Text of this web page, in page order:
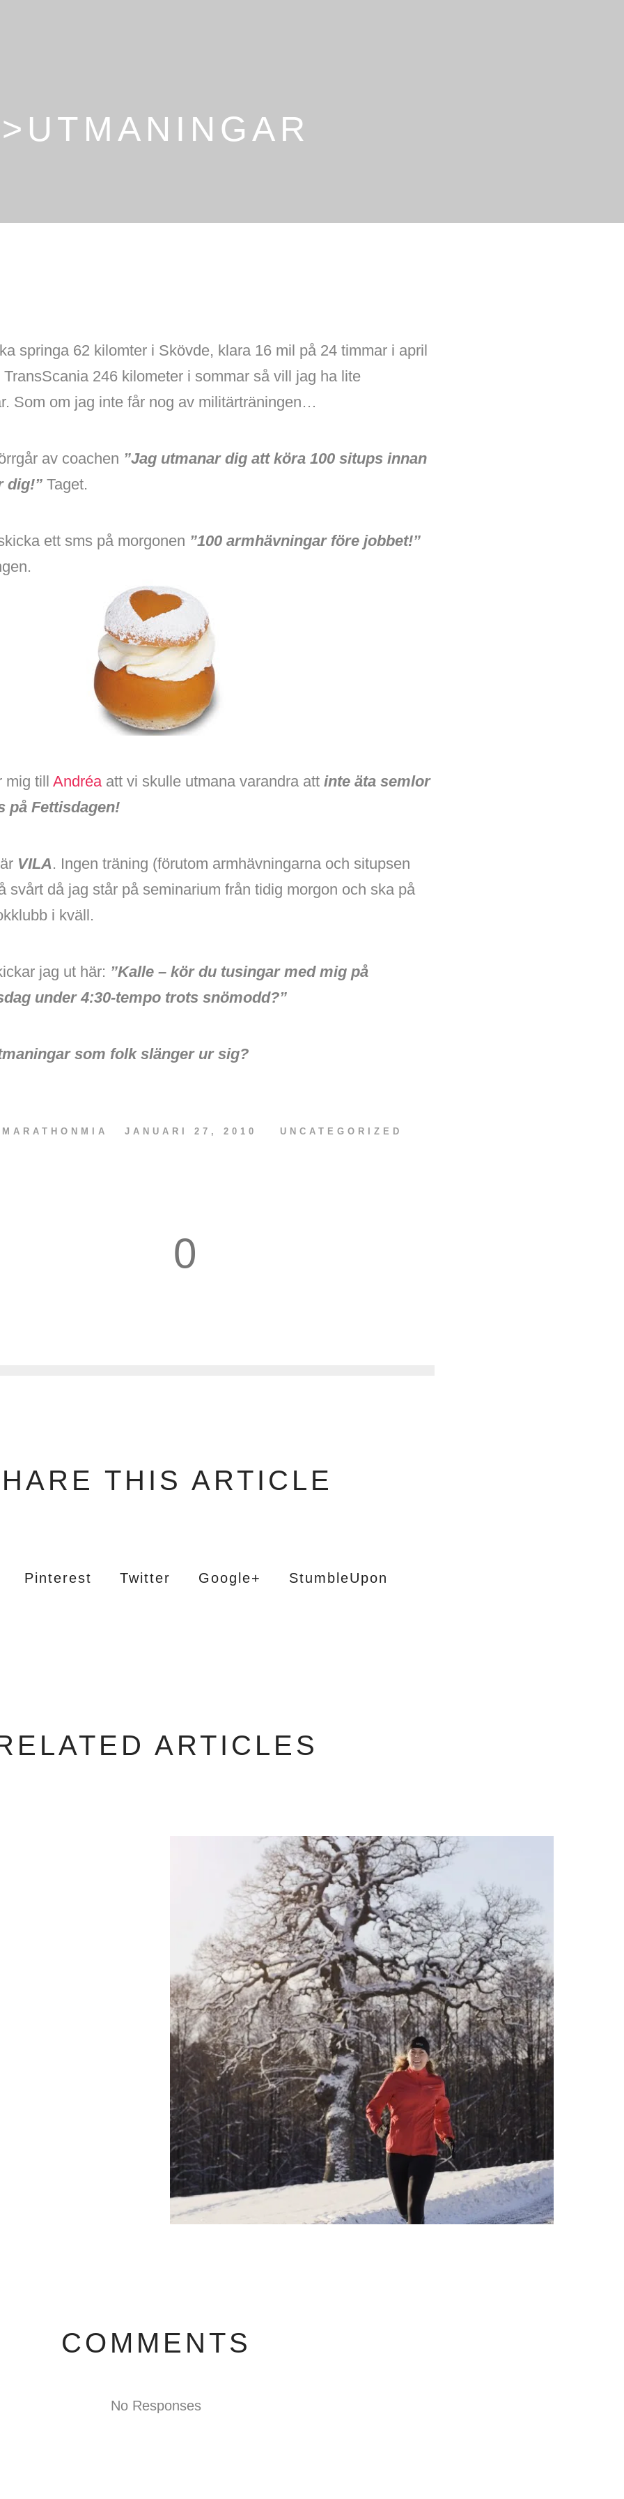
>UTMANINGAR
springa 62 kilomter i Skövde, klara 16 mil på 24 timmar i april
246 kilometer i sommar så vill jag ha lite
Som om jag inte får nog av militärträningen…
av coachen ”Jag utmanar dig att köra 100 situps innan
dig!” Taget.
ett sms på morgonen ”100 armhävningar före jobbet!”
mig till Andréaatt vi skulle utmana varandra att inte äta semlor
på Fettisdagen!
VILA. Ingen träning (förutom armhävningarna och situpsen
svårt då jag står på seminarium från tidig morgon och ska på
i kväll.
jag ut här: ”Kalle – kör du tusingar med mig på
under 4:30-tempo trots snömodd?”
som folk slänger ur sig?
MARATHONMIA JANUARI 27, 2010 UNCATEGORIZED
0
THIS ARTICLE
Pinterest Twitter Google+ StumbleUpon
ARTICLES
COMMENTS
No Responses